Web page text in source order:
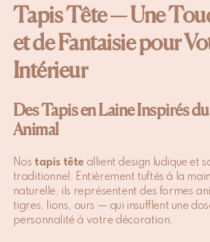
Tapis Tête — Une
et de Fantaisie pour
Intérieur
Des Tapis en Laine Inspirés
Animal
Nos tapis tête allient design ludique et
traditionnel. Entièrement tuftés à la
naturelle, ils représentent des formes
tigres, lions, ours — qui insufflent une
personnalité à votre décoration.